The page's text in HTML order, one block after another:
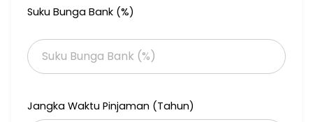
Suku Bunga Bank (%)
Jangka Waktu Pinjaman (Tahun)